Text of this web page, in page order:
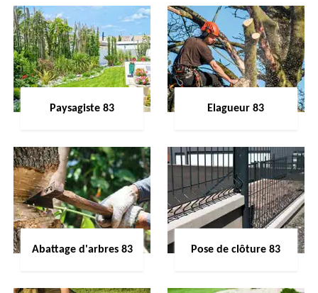
Paysagiste 83 Elagueur 83
Abattage d'arbres 83 Pose de clôture 83